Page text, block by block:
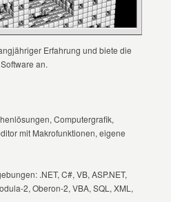
Erfahrung und biete die
an.
Computergrafik,
mit Makrofunktionen, eigene
.NET, C#, VB, ASP.NET,
2, Oberon-2, VBA, SQL, XML,